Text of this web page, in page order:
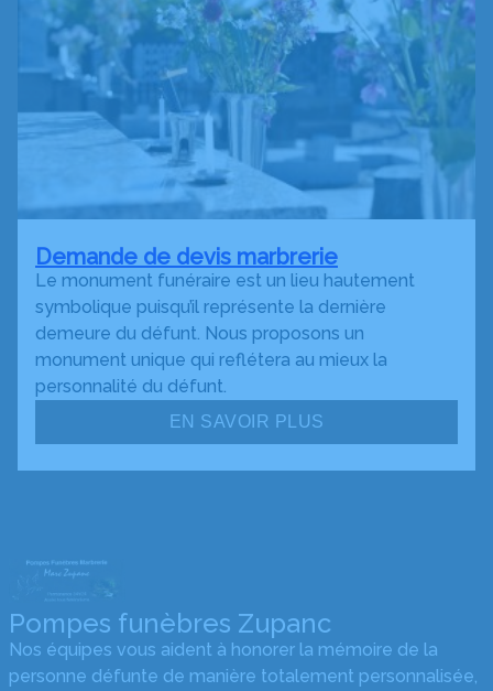
Demande de devis marbrerie
Le monument funéraire est un lieu hautement
symbolique puisqu’il représente la dernière
demeure du défunt. Nous proposons un
monument unique qui reflétera au mieux la
personnalité du défunt.
EN SAVOIR PLUS
Pompes funèbres Zupanc
Nos équipes vous aident à honorer la mémoire de la
personne défunte de manière totalement personnalisée,